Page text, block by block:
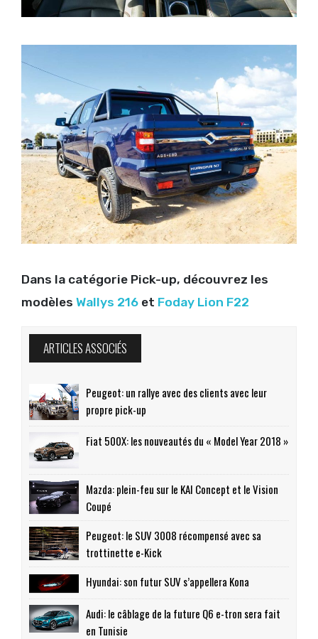
Dans la catégorie Pick-up, découvrez les
modèles Wallys 216 et Foday Lion F22
ARTICLES ASSOCIÉS
Peugeot: un rallye avec des clients avec leur
propre pick-up
Fiat 500X: les nouveautés du « Model Year 2018 »
Mazda: plein-feu sur le KAI Concept et le Vision
Coupé
Peugeot: le SUV 3008 récompensé avec sa
trottinette e-Kick
Hyundai: son futur SUV s’appellera Kona
Audi: le câblage de la future Q6 e-tron sera fait
en Tunisie